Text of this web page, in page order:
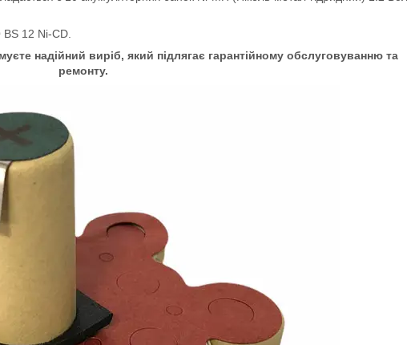
12 Ni-CD.
надійний виріб, який підлягає гарантійному обслуговуванню та
ремонту.